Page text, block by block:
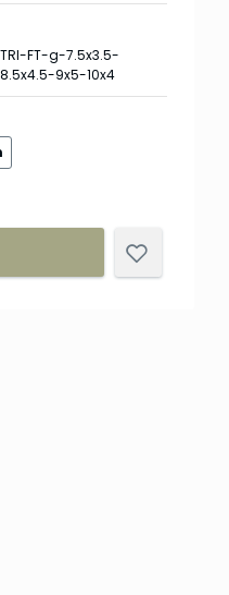
TRI-FT-g-7.5x3.5-
8.5x4.5-9x5-10x4